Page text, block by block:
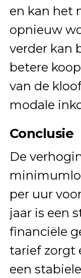
en kan het
opnieuw
verder kan
betere
van de
modale
Conclusie
De
per uur
jaar is een
financiële
tarief zorgt
een